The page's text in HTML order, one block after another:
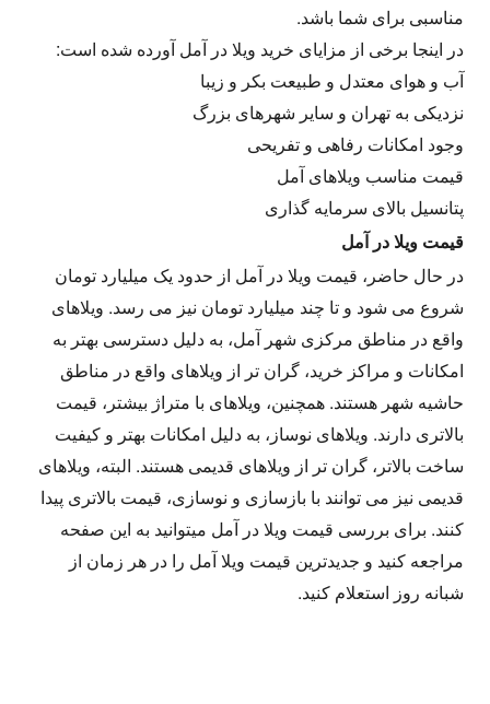
مناسبی برای شما باشد.
در اینجا برخی از مزایای خرید ویلا در آمل آورده شده است:
آب و هوای معتدل و طبیعت بکر و زیبا
نزدیکی به تهران و سایر شهرهای بزرگ
وجود امکانات رفاهی و تفریحی
قیمت مناسب ویلاهای آمل
پتانسیل بالای سرمایه گذاری
قیمت ویلا در آمل
در حال حاضر، قیمت ویلا در آمل از حدود یک میلیارد تومان
شروع می شود و تا چند میلیارد تومان نیز می رسد. ویلاهای
واقع در مناطق مرکزی شهر آمل، به دلیل دسترسی بهتر به
امکانات و مراکز خرید، گران تر از ویلاهای واقع در مناطق
حاشیه شهر هستند. همچنین، ویلاهای با متراژ بیشتر، قیمت
بالاتری دارند. ویلاهای نوساز، به دلیل امکانات بهتر و کیفیت
ساخت بالاتر، گران تر از ویلاهای قدیمی هستند. البته، ویلاهای
قدیمی نیز می توانند با بازسازی و نوسازی، قیمت بالاتری پیدا
کنند. برای بررسی قیمت ویلا در آمل میتوانید به این صفحه
مراجعه کنید و جدیدترین قیمت ویلا آمل را در هر زمان از
شبانه روز استعلام کنید.